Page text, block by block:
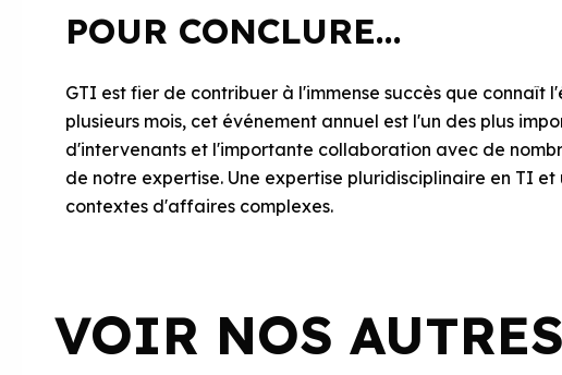
POUR CONCLURE...
GTI est fier de contribuer à l'immense succès que connaît
plusieurs mois, cet événement annuel est l'un des plus
d'intervenants et l'importante collaboration avec de
de notre expertise. Une expertise pluridisciplinaire en TI
contextes d'affaires complexes.
VOIR NOS